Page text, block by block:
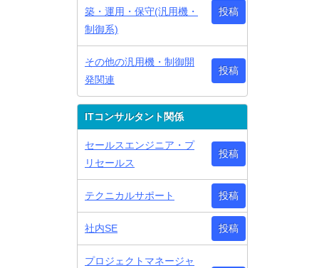
築・運用・保守(汎用機・
制御系)
投稿
その他の汎用機・制御開
発関連
投稿
ITコンサルタント関係
セールスエンジニア・プ
リセールス
投稿
テクニカルサポート 投稿
社内SE 投稿
プロジェクトマネージャ